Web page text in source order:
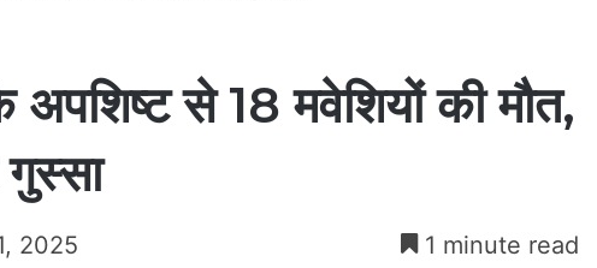
अपशिष्ट से 18 मवेशियों की मौत,
गुस्सा
2025 1 minute read